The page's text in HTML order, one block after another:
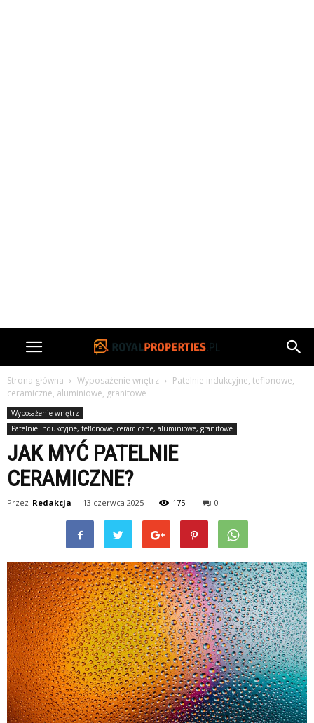
Strona główna Wyposażenie wnętrz
Patelnie indukcyjne, teflonowe,
ceramiczne, aluminiowe, granitowe
Wyposażenie wnętrz
Patelnie indukcyjne, teflonowe, ceramiczne, aluminiowe, granitowe
JAK MYĆ PATELNIE
CERAMICZNE?
Przez Redakcja - 13 czerwca 2025 175 0